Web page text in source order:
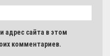
адрес сайта в этом
комментариев.